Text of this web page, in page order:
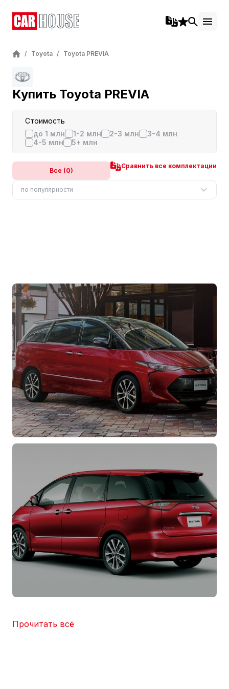
/ Toyota / Toyota PREVIA
Купить Toyota PREVIA
Стоимость
до 1 млн
1-2 млн 2-3 млн
3-4 млн
4-5 млн
5+ млн
Все (0)
Сравнить все комплектации
по популярности
Прочитать всё